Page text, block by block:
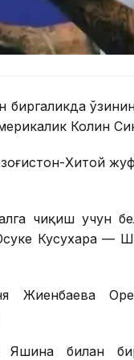
Колин
Хитой
чиқиш учун
Кусухара —
Жиенбаева
Яшина билан